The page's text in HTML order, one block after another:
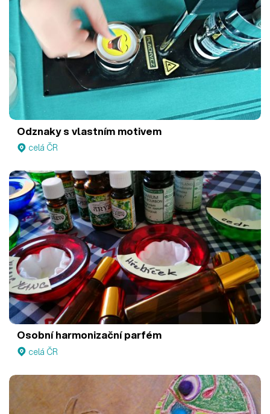
Odznaky s vlastním motivem
celá ČR
Osobní harmonizační parfém
celá ČR